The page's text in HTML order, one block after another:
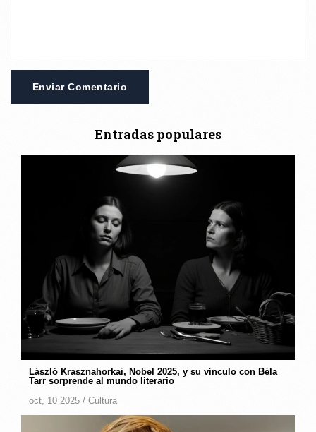
Enviar Comentario
Entradas populares
László Krasznahorkai, Nobel 2025, y su vínculo con Béla
Tarr sorprende al mundo literario
oct, 10 2025 /Cultura